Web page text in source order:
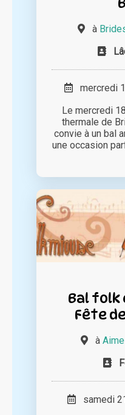
à
mercredi
Le mercredi
thermale de
convie à un bal
une occasion
Bal folk
Fête
à
samedi 21